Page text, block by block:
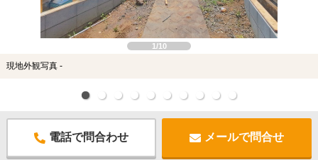
1/10
現地外観写真 -
電話で問合わせ メールで問合せ